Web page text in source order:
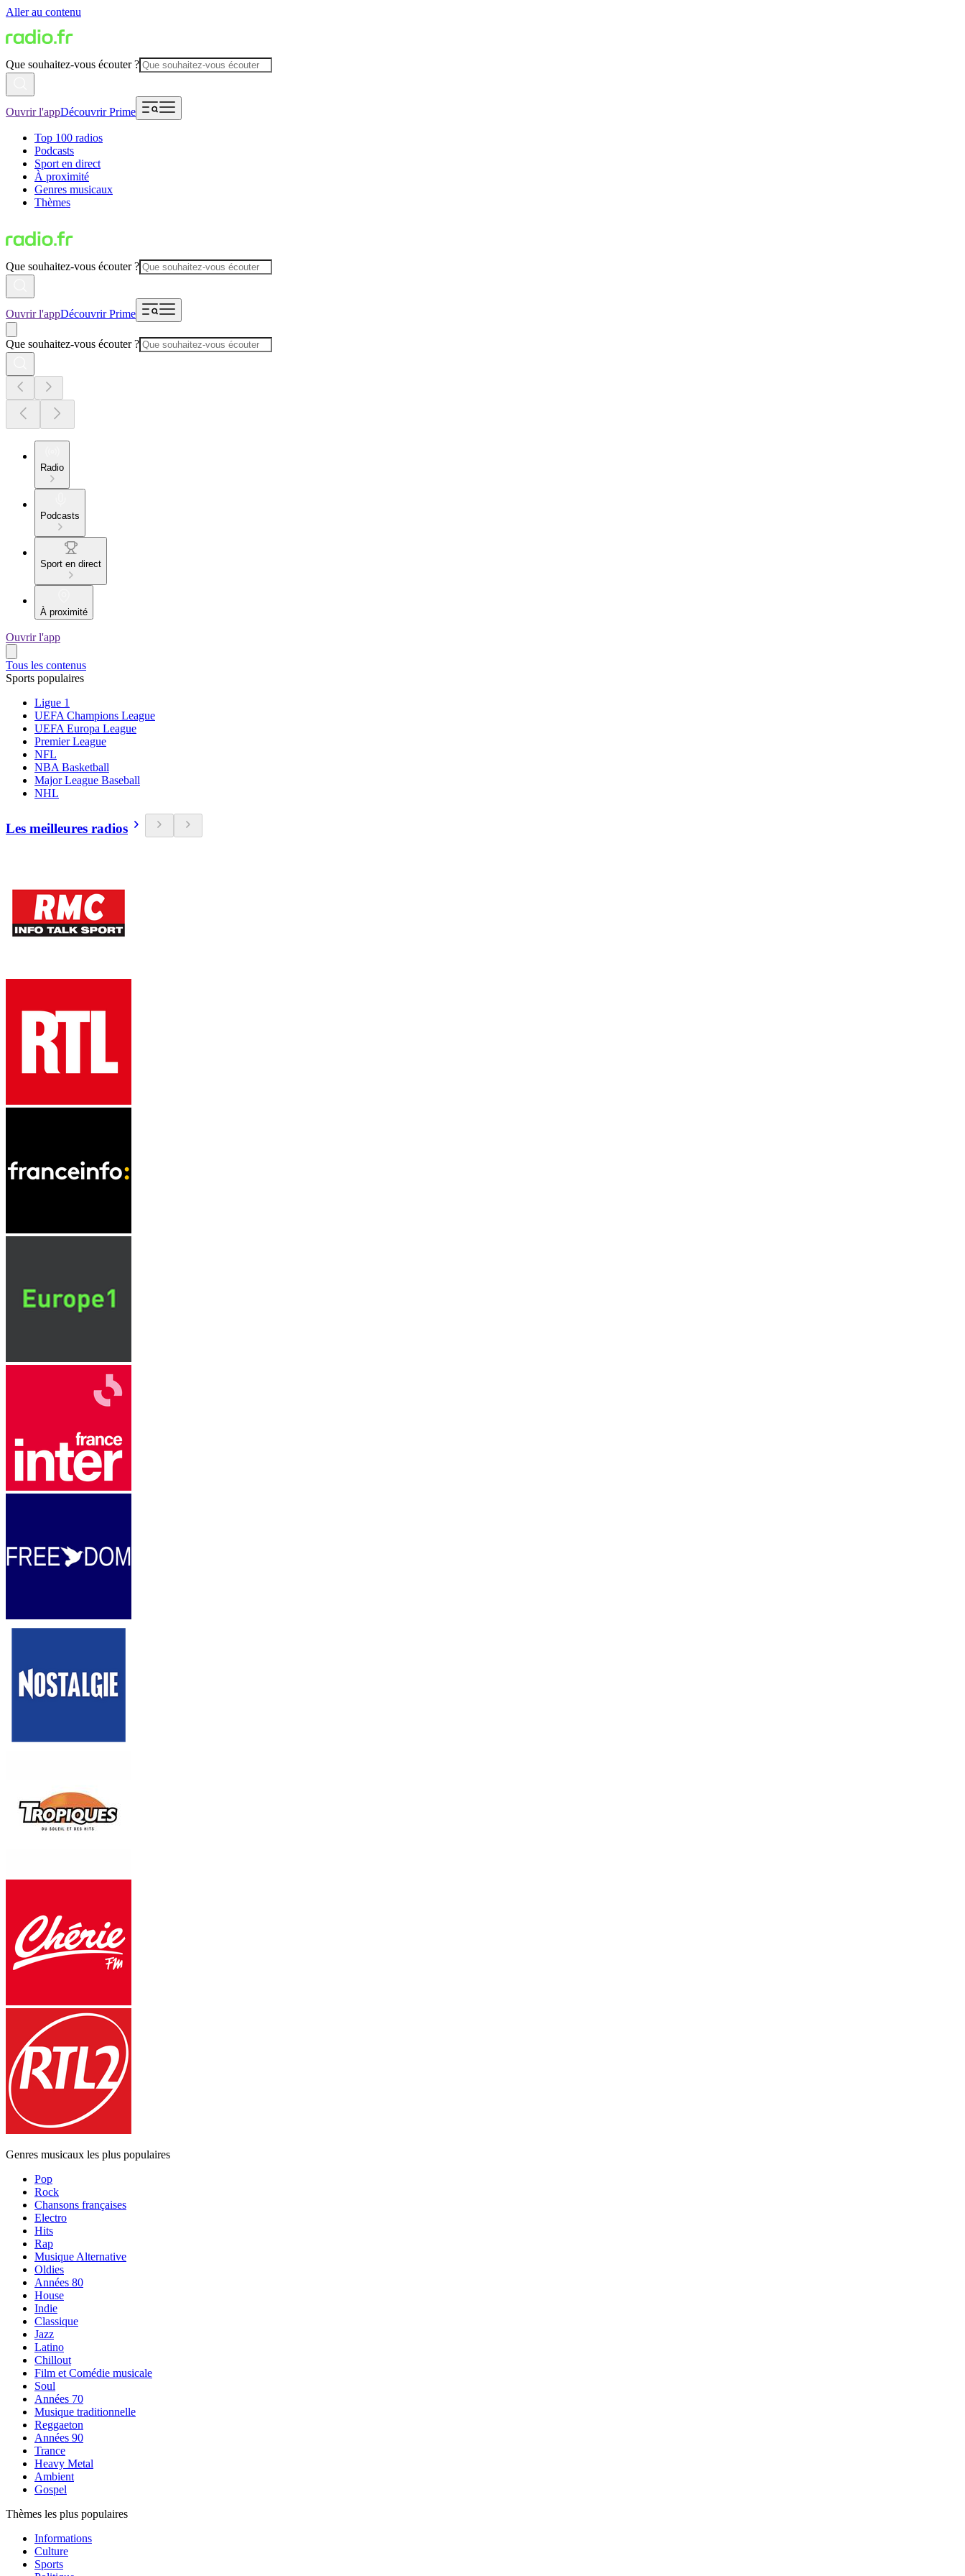
Aller au contenu
Que souhaitez-vous écouter ?
Ouvrir l'appDécouvrir Prime
Top 100 radios
Podcasts
Sport en direct
À proximité
Genres musicaux
Thèmes
Que souhaitez-vous écouter ?
Ouvrir l'appDécouvrir Prime
Que souhaitez-vous écouter ?
Radio
Podcasts
Sport en direct
À proximité
Ouvrir l'app
Tous les contenus
Sports populaires
Ligue 1
UEFA Champions League
UEFA Europa League
Premier League
NFL
NBA Basketball
Major League Baseball
NHL
Les meilleures radios
Genres musicaux les plus populaires
Pop
Rock
Chansons françaises
Electro
Hits
Rap
Musique Alternative
Oldies
Années 80
House
Indie
Classique
Jazz
Latino
Chillout
Film et Comédie musicale
Soul
Années 70
Musique traditionnelle
Reggaeton
Années 90
Trance
Heavy Metal
Ambient
Gospel
Thèmes les plus populaires
Informations
Culture
Sports